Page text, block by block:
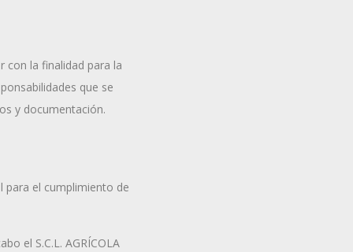
con la finalidad para la
que se
y documentación.
para el cumplimiento de
el S.C.L. AGRÍCOLA